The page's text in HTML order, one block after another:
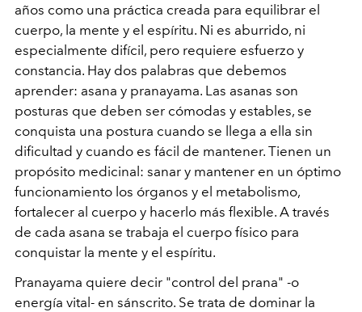
años como una práctica creada para equilibrar el
cuerpo, la mente y el espíritu. Ni es aburrido, ni
especialmente difícil, pero requiere esfuerzo y
constancia. Hay dos palabras que debemos
aprender: asana y pranayama. Las asanas son
posturas que deben ser cómodas y estables, se
conquista una postura cuando se llega a ella sin
dificultad y cuando es fácil de mantener. Tienen un
propósito medicinal: sanar y mantener en un óptimo
funcionamiento los órganos y el metabolismo,
fortalecer al cuerpo y hacerlo más flexible. A través
de cada asana se trabaja el cuerpo físico para
conquistar la mente y el espíritu.
Pranayama quiere decir "control del prana" -o
energía vital- en sánscrito. Se trata de dominar la